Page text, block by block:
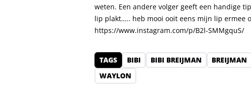
weten. Een andere volger geeft een handige
lip plakt….. heb mooi ooit eens mijn lip ermee
https://www.instagram.com/p/B2l-SMMgquS/
TAGS BIBI BIBI BREIJMAN BREIJMAN
WAYLON